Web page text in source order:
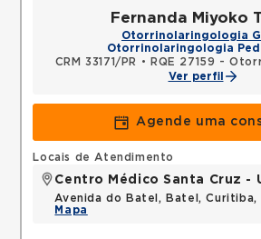
Fernanda Miyoko
Otorrinolaringologia
Otorrinolaringologia
CRM 33171/PR
•
RQE 27159 -
Ver perfil
Agende uma
Locais de Atendimento
Centro Médico Santa Cruz -
Avenida do Batel, Batel, Curitiba,
Mapa